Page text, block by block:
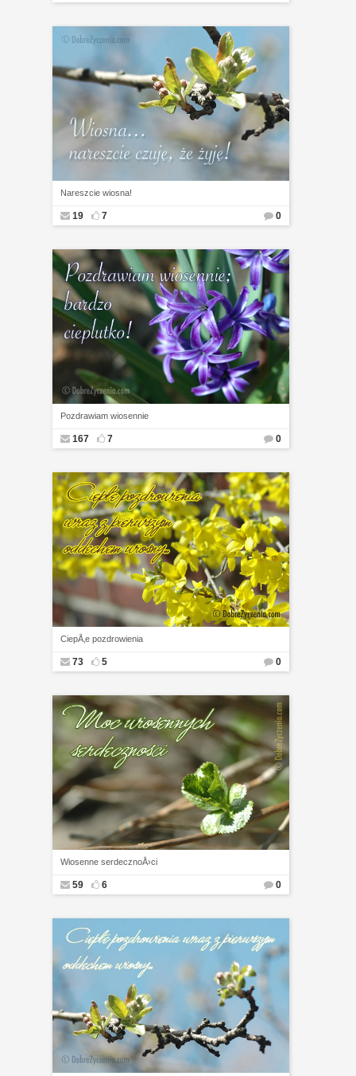
Nareszcie wiosna!
19 7 0
Pozdrawiam wiosennie
167 7 0
CiepÅ‚e pozdrowienia
73 5 0
Wiosenne serdecznoÅ›ci
59 6 0